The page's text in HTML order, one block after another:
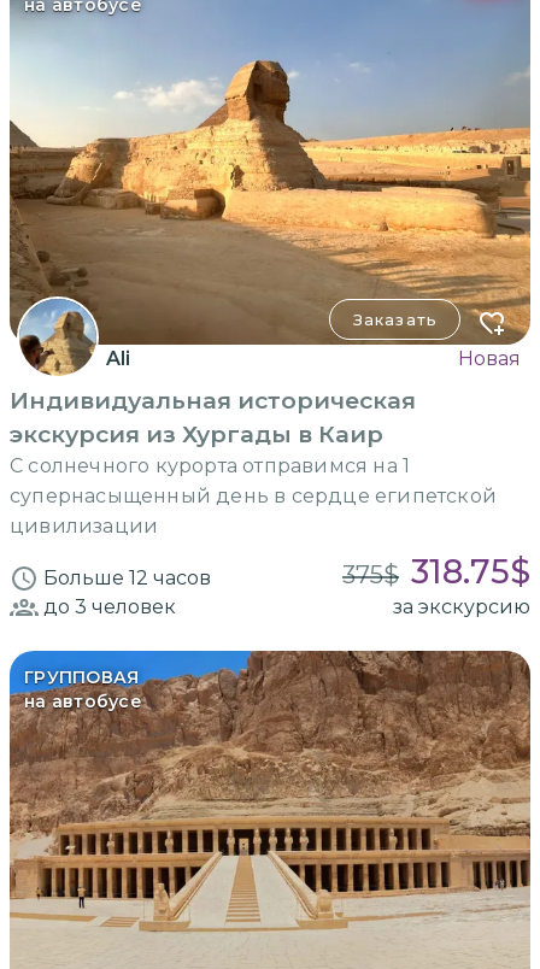
на автобусе
Заказать
Ali Новая
Индивидуальная историческая
экскурсия из Хургады в Каир
С солнечного курорта отправимся на 1
супернасыщенный день в сердце египетской
цивилизации
Больше 12 часов 375$ 318.75$
до 3 человек за экскурсию
ГРУППОВАЯ
на автобусе